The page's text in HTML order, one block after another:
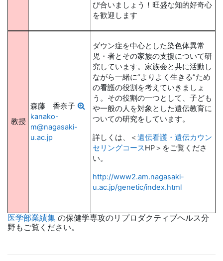
び合いましょう！旺盛な知的好奇心
を歓迎します
教授
森藤 香奈子
kanako-
m@nagasaki-
u.ac.jp
ダウン症を中心とした染色体異常
児・者とその家族の支援について研
究しています。家族会と共に活動し
ながら一緒に“よりよく生きる”ため
の看護の役割を考えていきましょ
う。その役割の一つとして、子ども
や一般の人を対象とした遺伝教育に
ついての研究をしています。
詳しくは、＜遺伝看護・遺伝カウン
セリングコースHP＞をご覧くださ
い。
http://www2.am.nagasaki-
u.ac.jp/genetic/index.html
医学部業績集 の保健学専攻のリプロダクティブヘルス分
野もご覧ください。